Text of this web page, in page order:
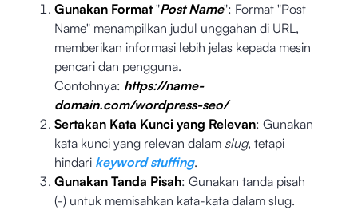
Gunakan Format"Post Name": Format "Post
Name" menampilkan judul unggahan di URL,
memberikan informasi lebih jelas kepada mesin
pencari dan pengguna.
Contohnya: https://name-
domain.com/wordpress-seo/
Sertakan Kata Kunci yang Relevan: Gunakan
kata kunci yang relevan dalam slug, tetapi
hindari keyword stuffing.
Gunakan Tanda Pisah: Gunakan tanda pisah
(-) untuk memisahkan kata-kata dalam slug.